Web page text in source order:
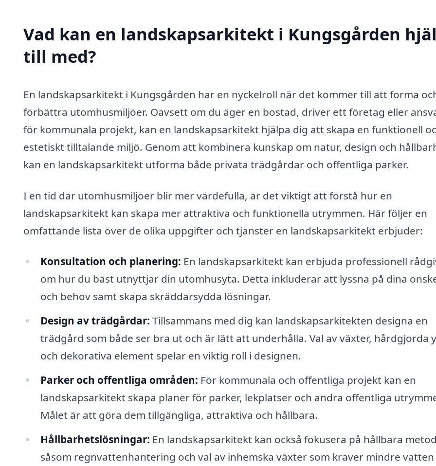
Vad kan en landskapsarkitekt i Kungsgården
till med?
En landskapsarkitekt i Kungsgården har en nyckelroll när det kommer till att forma
förbättra utomhusmiljöer. Oavsett om du äger en bostad, driver ett företag eller
för kommunala projekt, kan en landskapsarkitekt hjälpa dig att skapa en funktionell
estetiskt tilltalande miljö. Genom att kombinera kunskap om natur, design och
kan en landskapsarkitekt utforma både privata trädgårdar och offentliga parker.
I en tid där utomhusmiljöer blir mer värdefulla, är det viktigt att förstå hur en
landskapsarkitekt kan skapa mer attraktiva och funktionella utrymmen. Här följer en
omfattande lista över de olika uppgifter och tjänster en landskapsarkitekt erbjuder:
Konsultation och planering: En landskapsarkitekt kan erbjuda professionell
om hur du bäst utnyttjar din utomhusyta. Detta inkluderar att lyssna på dina
och behov samt skapa skräddarsydda lösningar.
Design av trädgårdar: Tillsammans med dig kan landskapsarkitekten designa en
trädgård som både ser bra ut och är lätt att underhålla. Val av växter, hårdgjorda
och dekorativa element spelar en viktig roll i designen.
Parker och offentliga områden: För kommunala och offentliga projekt kan en
landskapsarkitekt skapa planer för parker, lekplatser och andra offentliga
Målet är att göra dem tillgängliga, attraktiva och hållbara.
Hållbarhetslösningar: En landskapsarkitekt kan också fokusera på hållbara
såsom regnvattenhantering och val av inhemska växter som kräver mindre vatten